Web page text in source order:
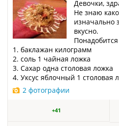
Девочки,
Не знаю
изначально
вкусно.
Понадобится
1. баклажан килограмм
2. соль 1 чайная ложка
3. Сахар одна столовая ложка
4. Уксус яблочный 1 столовая
2 фотографии
+41